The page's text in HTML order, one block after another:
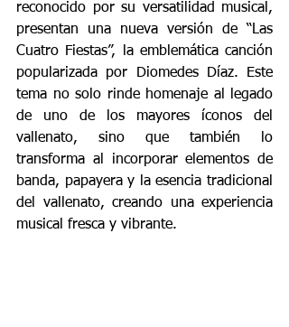
reconocido por su versatilidad musical,
presentan una nueva versión de “Las
Cuatro Fiestas”, la emblemática canción
popularizada por Diomedes Díaz. Este
tema no solo rinde homenaje al legado
de uno de los mayores íconos del
vallenato, sino que también lo
transforma al incorporar elementos de
banda, papayera y la esencia tradicional
del vallenato, creando una experiencia
musical fresca y vibrante.